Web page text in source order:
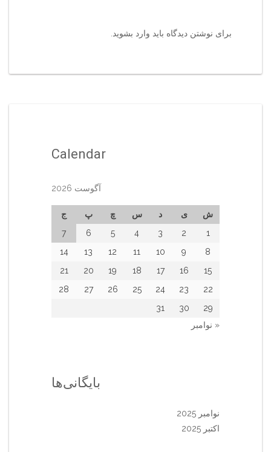
برای نوشتن دیدگاه باید وارد بشوید
Calendar
آگوست 2026
ش ی د س چ پ
ج
1
2
3
4
5
6
7
8
9
10
11
12
13
14
15
16
17
18
19
20
21
22
23
24
25
26
27
28
29
30
31
« نوامبر
بایگانی‌ها
نوامبر 2025
اکتبر 2025